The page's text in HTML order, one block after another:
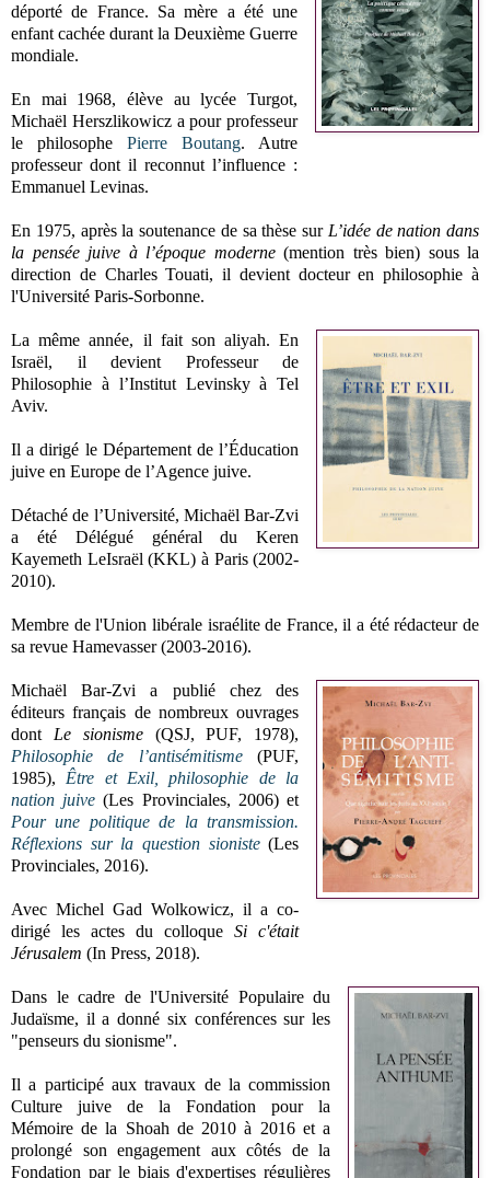
déporté de France. Sa mère a été une
enfant cachée durant la Deuxième Guerre
mondiale.
En mai 1968, élève au lycée Turgot,
Michaël Herszlikowicz a pour professeur
le philosophePierre Boutang. Autre
professeur dont il reconnut l’influence :
Emmanuel Levinas.
En 1975, après la soutenance de sa thèse sur L’idée de nation dans
la pensée juive à l’époque moderne (mention très bien) sous la
direction de Charles Touati, il devient docteur en philosophie à
l'Université Paris-Sorbonne.
La même année, il fait son aliyah. En
Israël, il devient Professeur de
Philosophie à l’Institut Levinsky à Tel
Aviv.
Il a dirigé le Département de l’Éducation
juive en Europe de l’Agence juive.
Détaché de l’Université, Michaël Bar-Zvi
a été Délégué général du Keren
Kayemeth LeIsraël (KKL) à Paris (2002-
2010).
Membre de l'Union libérale israélite de France, il a été rédacteur de
sa revue Hamevasser (2003-2016).
Michaël Bar-Zvi a publié chez des
éditeurs français de nombreux ouvrages
dont Le sionisme(QSJ, PUF, 1978),
Philosophie de l’antisémitisme(PUF,
1985), Être et Exil, philosophie de la
nation juive (Les Provinciales, 2006) et
Pour une politique de la transmission.
Réflexions sur la question sioniste (Les
Provinciales, 2016).
Avec Michel Gad Wolkowicz, il a co-
dirigé les actes du colloqueSi c'était
Jérusalem (In Press, 2018).
Dans le cadre de l'Université Populaire du
Judaïsme, il a donné six conférences sur les
"penseurs du sionisme".
Il a participé aux travaux de la commission
Culture juive de la Fondation pour la
Mémoire de la Shoah de 2010 à 2016 et a
prolongé son engagement aux côtés de la
Fondation par le biais d'expertises régulières